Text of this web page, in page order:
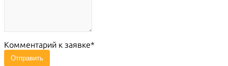
Комментарий к заявке
Отправить